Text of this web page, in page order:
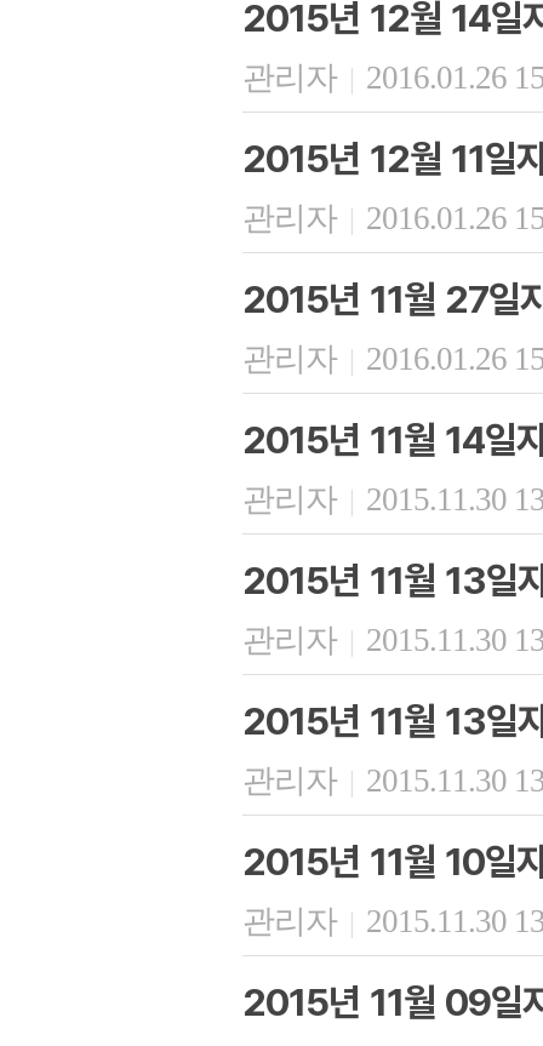
2015년 12월 14일
관리자 | 2016.01.26
2015년 12월 11일
관리자 | 2016.01.26
2015년 11월 27일
관리자 | 2016.01.26
2015년 11월 14일
관리자 | 2015.11.30
2015년 11월 13일
관리자 | 2015.11.30
2015년 11월 13일
관리자 | 2015.11.30
2015년 11월 10일
관리자 | 2015.11.30
2015년 11월 09일